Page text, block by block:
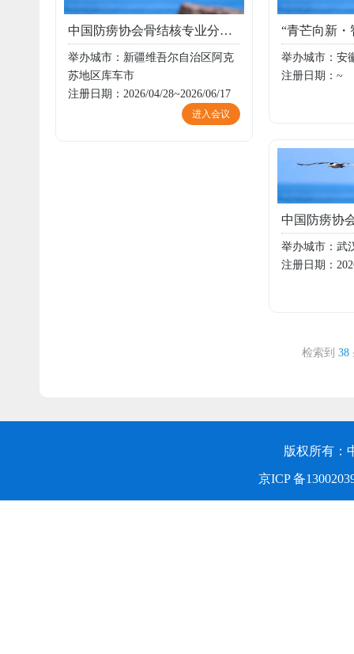
中国防痨协会骨结核专业分会2026年学术年会
举办城市：新疆维吾尔自治区阿克
苏地区库车市
注册日期：2026/04/28~2026/06/17
进入会议
举办城市：安
注册日期：~
举办城市：武
注册日期：
检索到 38
版权所有：
京ICP 备